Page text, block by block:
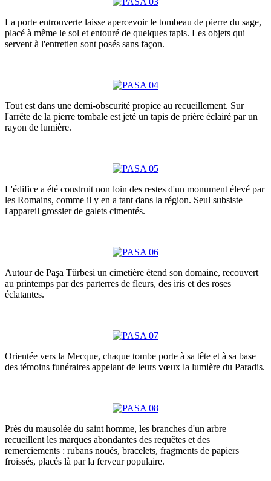
La porte entrouverte laisse apercevoir le tombeau de pierre du sage,
placé à même le sol et entouré de quelques tapis. Les objets qui
servent à l'entretien sont posés sans façon.
Tout est dans une demi-obscurité propice au recueillement. Sur
l'arrête de la pierre tombale est jeté un tapis de prière éclairé par un
rayon de lumière.
L'édifice a été construit non loin des restes d'un monument élevé par
les Romains, comme il y en a tant dans la région. Seul subsiste
l'appareil grossier de galets cimentés.
Autour de Paşa Türbesi un cimetière étend son domaine, recouvert
au printemps par des parterres de fleurs, des iris et des roses
éclatantes.
Orientée vers la Mecque, chaque tombe porte à sa tête et à sa base
des témoins funéraires appelant de leurs vœux la lumière du Paradis.
Près du mausolée du saint homme, les branches d'un arbre
recueillent les marques abondantes des requêtes et des
remerciements : rubans noués, bracelets, fragments de papiers
froissés, placés là par la ferveur populaire.